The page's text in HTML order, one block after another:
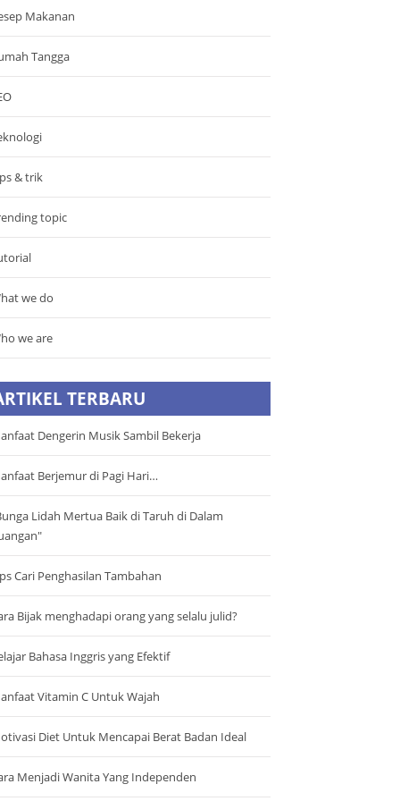
Makanan
Tangga
& trik
topic
we do
we are
TERBARU
Dengerin Musik Sambil Bekerja
Berjemur di Pagi Hari…
Lidah Mertua Baik di Taruh di Dalam
Cari Penghasilan Tambahan
Bijak menghadapi orang yang selalu julid?
Bahasa Inggris yang Efektif
Vitamin C Untuk Wajah
Diet Untuk Mencapai Berat Badan Ideal
Menjadi Wanita Yang Independen